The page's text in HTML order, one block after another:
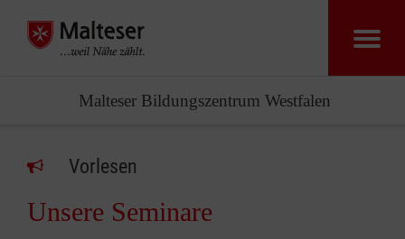
Malteser Bildungszentrum Westfalen
Vorlesen
Unsere Seminare